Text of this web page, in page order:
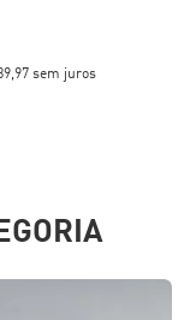
sem juros